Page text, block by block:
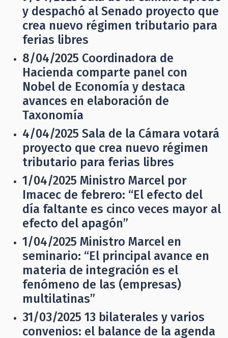
y despachó al Senado proyecto que
crea nuevo régimen tributario para
ferias libres
8/04/2025 Coordinadora de
Hacienda comparte panel con
Nobel de Economía y destaca
avances en elaboración de
Taxonomía
4/04/2025 Sala de la Cámara votará
proyecto que crea nuevo régimen
tributario para ferias libres
1/04/2025 Ministro Marcel por
Imacec de febrero: “El efecto del
día faltante es cinco veces mayor al
efecto del apagón”
1/04/2025 Ministro Marcel en
seminario: “El principal avance en
materia de integración es el
fenómeno de las (empresas)
multilatinas”
31/03/2025 13 bilaterales y varios
convenios: el balance de la agenda